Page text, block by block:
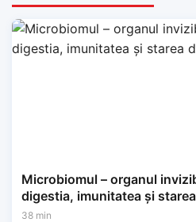
Microbiomul – organul
digestia, imunitatea și
38 min